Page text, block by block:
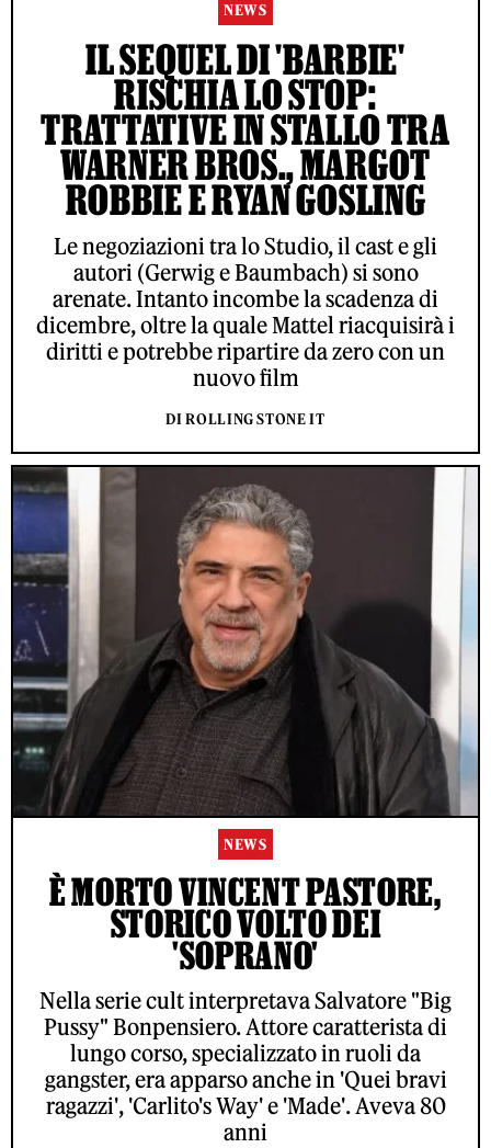
NEWS
IL SEQUEL DI 'BARBIE'
RISCHIA LO STOP:
TRATTATIVE IN STALLO TRA
WARNER BROS., MARGOT
ROBBIE E RYAN GOSLING
Le negoziazioni tra lo Studio, il cast e gli
autori (Gerwig e Baumbach) si sono
arenate. Intanto incombe la scadenza di
dicembre, oltre la quale Mattel riacquisirà i
diritti e potrebbe ripartire da zero con un
nuovo film
DI ROLLING STONE IT
NEWS
È MORTO VINCENT PASTORE,
STORICO VOLTO DEI
'SOPRANO'
Nella serie cult interpretava Salvatore "Big
Pussy" Bonpensiero. Attore caratterista di
lungo corso, specializzato in ruoli da
gangster, era apparso anche in 'Quei bravi
ragazzi', 'Carlito's Way' e 'Made'. Aveva 80
anni